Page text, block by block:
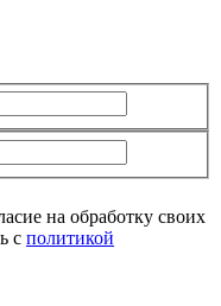
на обработку своих
с политикой